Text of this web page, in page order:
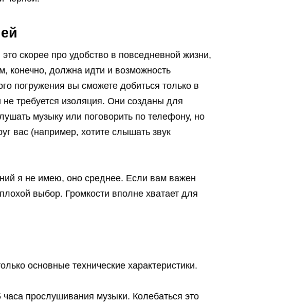
скорее про удобство в повседневной жизни,
конечно, должна идти и возможность
погружения вы сможете добиться только в
требуется изоляция. Они созданы для
музыку или поговорить по телефону, но
вас (например, хотите слышать звук
я не имею, оно среднее. Если вам важен
выбор. Громкости вполне хватает для
основные технические характеристики.
прослушивания музыки. Колебаться это